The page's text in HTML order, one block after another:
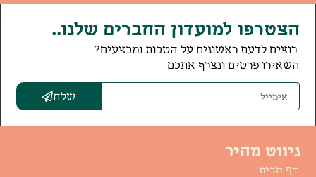
הצטרפו למועדון החברים שלנו..
רוצים לדעת ראשונים על הטבות ומבצעים?
השאירו פרטים ונצרף אתכם
שלח
ניווט מהיר
דף הבית